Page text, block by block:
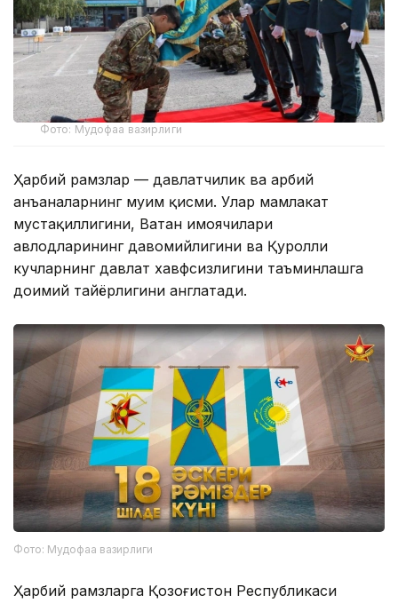
Фото: Мудофаа вазирлиги
Ҳарбий рамзлар — давлатчилик ва ҳарбий
анъаналарнинг муҳим қисми. Улар мамлакат
мустақиллигини, Ватан ҳимоячилари
авлодларининг давомийлигини ва Қуролли
кучларнинг давлат хавфсизлигини таъминлашга
доимий тайёрлигини англатади.
Фото: Мудофаа вазирлиги
Ҳарбий рамзларга Қозоғистон Республикаси